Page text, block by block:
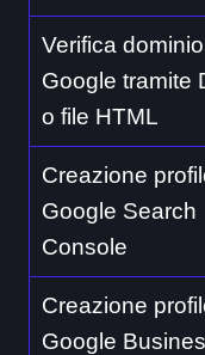
Verifica dominio
Google tramite
o file HTML
Creazione
Google Search
Console
Creazione
Google